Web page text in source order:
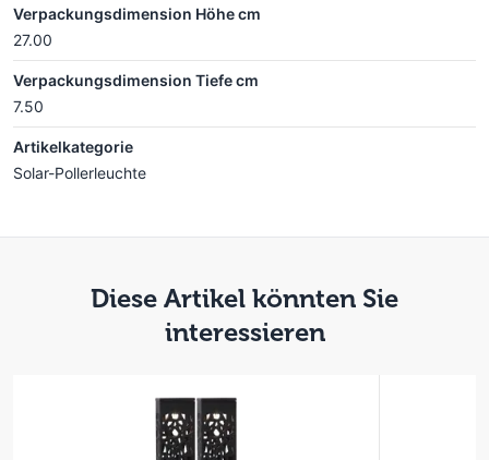
Verpackungsdimension Höhe cm
27.00
Verpackungsdimension Tiefe cm
7.50
Artikelkategorie
Solar-Pollerleuchte
Diese Artikel könnten Sie
interessieren